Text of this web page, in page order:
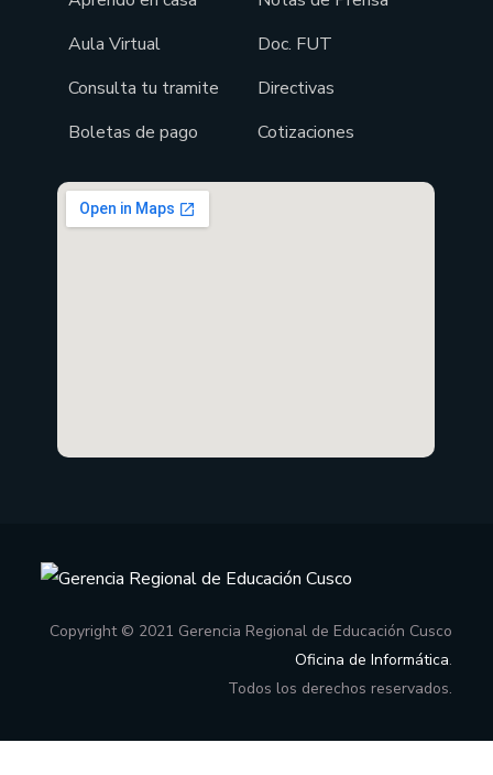
Aula Virtual
Consulta tu tramite
Boletas de pago
Doc. FUT
Directivas
Cotizaciones
Copyright © 2021 Gerencia Regional de Educación Cusco
Oficina de Informática.
Todos los derechos reservados.